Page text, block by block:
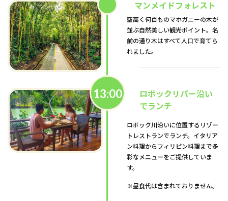
マンメイドフォレスト
空高く何百ものマホガニーの木が
並ぶ自然美しい観光ポイント。名
前の通り木はすべて人口で育てら
れました。
13:00
ロボックリバー沿い
でランチ
ロボック川沿いに位置するリゾー
トレストランでランチ。イタリア
ン料理からフィリピン料理まで多
彩なメニューをご提供していま
す。
※昼食代は含まれておりません。